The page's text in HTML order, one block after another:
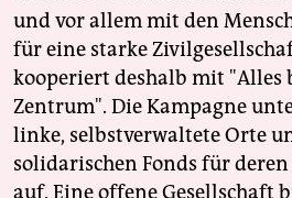
und vor allem mit den
für eine starke
kooperiert deshalb mit "Alles
Zentrum". Die Kampagne
linke, selbstverwaltete Orte
solidarischen Fonds für
auf. Eine offene Gesellschaft